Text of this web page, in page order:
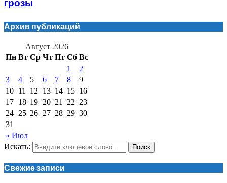
Архив публикаций
Август 2026
Пн Вт Ср Чт Пт Сб Вс
« Июл
1
2
3
4 5 6 7 8
9
10 11 12 13 14 15 16
17 18 19 20 21 22 23
24 25 26 27 28 29 30
31
Искать: Поиск
Свежие записи